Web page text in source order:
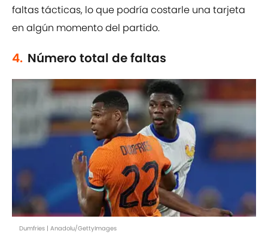
faltas tácticas, lo que podría costarle una tarjeta
en algún momento del partido.
4. Número total de faltas
Dumfries | Anadolu/GettyImages